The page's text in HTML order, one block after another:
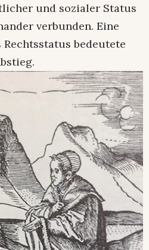
und sozialer Status
verbunden. Eine
bedeutete